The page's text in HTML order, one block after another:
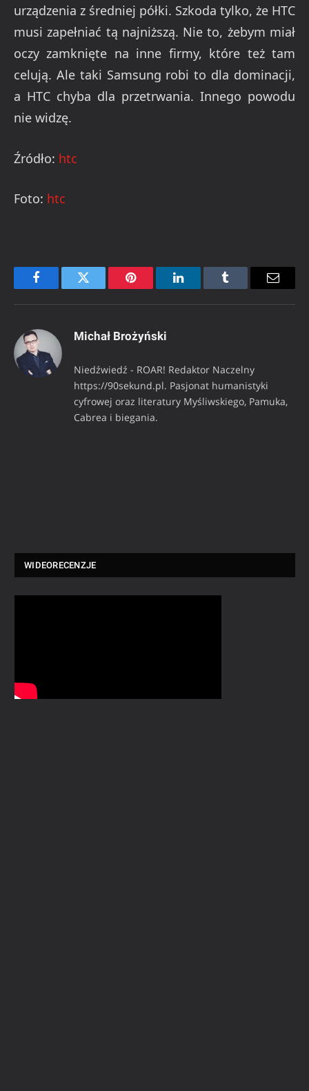
urządzenia z średniej półki. Szkoda tylko, że HTC
musi zapełniać tą najniższą. Nie to, żebym miał
oczy zamknięte na inne firmy, które też tam
celują. Ale taki Samsung robi to dla dominacji,
a HTC chyba dla przetrwania. Innego powodu
nie widzę.
Źródło: htc
Foto: htc
FacebookTwitter Pinterest LinkedInTumblr Email
Michał Brożyński
Niedźwiedź - ROAR! Redaktor Naczelny
https://90sekund.pl. Pasjonat humanistyki
cyfrowej oraz literatury Myśliwskiego, Pamuka,
Cabrea i biegania.
WIDEORECENZJE